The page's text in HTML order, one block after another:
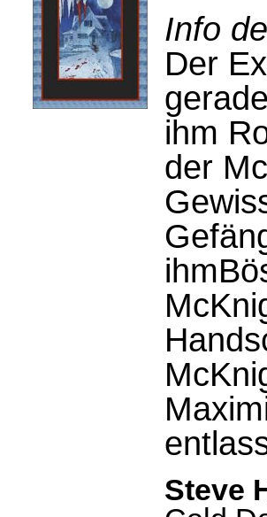
Info
Der
ihm
der
Steve